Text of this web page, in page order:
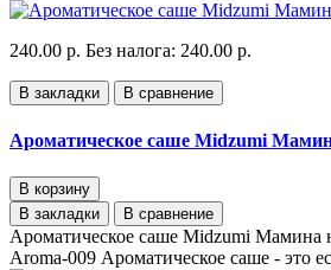
240.00 р. Без налога: 240.00 р.
В закладки В сравнение
Ароматическое саше Midzumi
В корзину
В закладки
В сравнение
Ароматическое саше Midzumi Мамина
Aroma-009 Ароматическое саше - это